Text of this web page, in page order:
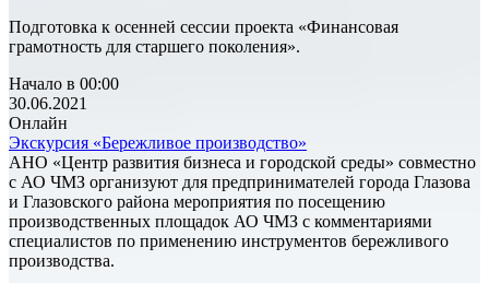
Подготовка к осенней сессии проекта «Финансовая
грамотность для старшего поколения».
Начало в 00:00
30.06.2021
Онлайн
Экскурсия «Бережливое производство»
АНО «Центр развития бизнеса и городской среды» совместно
с АО ЧМЗ организуют для предпринимателей города Глазова
и Глазовского района мероприятия по посещению
производственных площадок АО ЧМЗ с комментариями
специалистов по применению инструментов бережливого
производства.